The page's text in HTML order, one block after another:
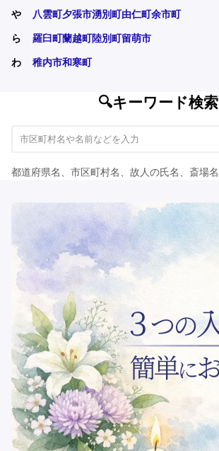
や 八雲町夕張市湧別町由仁町余市町
ら 羅臼町蘭越町陸別町留萌市
わ 稚内市和寒町
🔍キーワード検索
都道府県名、市区町村名、故人の氏名、斎場名